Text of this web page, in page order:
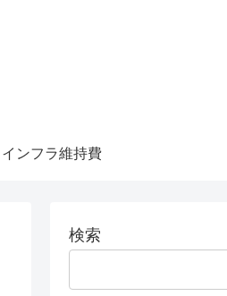
インフラ維持費
検索